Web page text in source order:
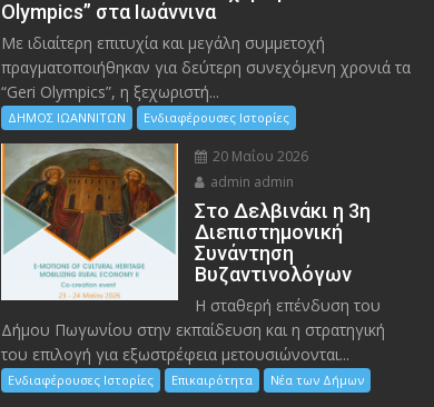
Olympics” στα Ιωάννινα
Με ιδιαίτερη επιτυχία και μεγάλη συμμετοχή
πραγματοποιήθηκαν για δεύτερη συνεχόμενη χρονιά τα
“Geri Olympics”, η ξεχωριστή...
ΔΗΜΟΣ ΙΩΑΝΝΙΤΩΝ Ενδιαφέρουσες Ιστορίες
20 Μαΐου 2026
admin admin
Στο Δελβινάκι η 3η
Διεπιστημονική
Συνάντηση
Βυζαντινολόγων
Η σταθερή επένδυση του
Δήμου Πωγωνίου στην εκπαίδευση και η στρατηγική
του επιλογή για εξωστρέφεια μετουσιώνονται...
Ενδιαφέρουσες Ιστορίες Επικαιρότητα Νέα των Δήμων